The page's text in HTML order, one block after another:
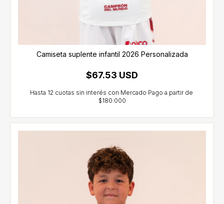
Camiseta suplente infantil 2026 Personalizada
$67.53 USD